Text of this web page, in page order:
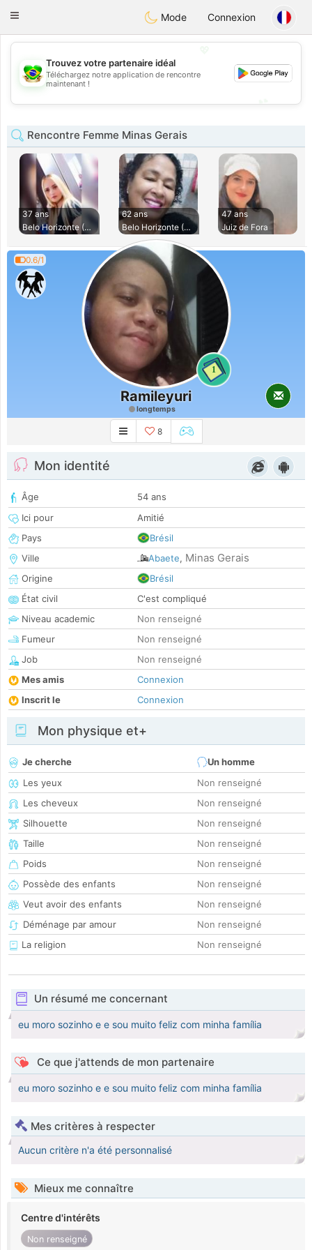
BrasilConversar
Toggle
Mode Connexion
💖
💕
Trouvez votre partenaire idéal
Téléchargez notre application de rencontre
maintenant !
Rencontre Femme Minas Gerais
37 ans
Belo Horizonte (Sa
62 ans
Belo Horizonte (Sa
47 ans
Juiz de Fora
0.6/1
1
Ramileyuri
longtemps
8
Mon identité
Âge
54 ans
Ici pour
Amitié
Pays
Brésil
Ville
Abaete, Minas Gerais
Origine
Brésil
État civil
C'est compliqué
Niveau academic
Non renseigné
Fumeur
Non renseigné
Job
Non renseigné
Mes amis
Connexion
Inscrit le
Connexion
Mon physique et+
Je cherche
Un homme
Les yeux
Non renseigné
Les cheveux
Non renseigné
Silhouette
Non renseigné
Taille
Non renseigné
Poids
Non renseigné
Possède des enfants
Non renseigné
Veut avoir des enfants
Non renseigné
Déménage par amour
Non renseigné
La religion
Non renseigné
Un résumé me concernant
eu moro sozinho e e sou muito feliz com minha família
Ce que j'attends de mon partenaire
eu moro sozinho e e sou muito feliz com minha família
Mes critères à respecter
Aucun critère n'a été personnalisé
Mieux me connaître
Centre d'intérêts
Non renseigné